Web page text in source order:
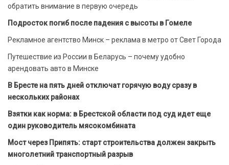
обратить внимание в первую очередь
Подросток погиб после падения с высоты в Гомеле
Рекламное агентство Минск – реклама в метро от Свет Города
Путешествие из России в Беларусь – почему удобно
арендовать авто в Минске
В Бресте на пять дней отключат горячую воду сразу в
нескольких районах
Взятки как норма: в Брестской области под суд идет еще
один руководитель мясокомбината
Мост через Припять: старт строительства должен закрыть
многолетний транспортный разрыв